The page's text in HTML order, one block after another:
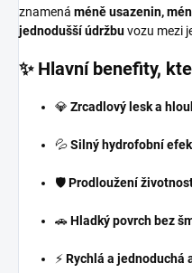
znamená méně usazenin,
jednodušší údržbuvozu mezi
✨ Hlavní benefity,
💎 Zrcadlový lesk a
💦Silný hydrofobní
🛡️Prodloužení
🚗Hladký povrch bez
⚡Rychlá a jednoduchá